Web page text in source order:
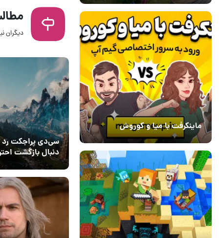
ماینکرفت با میا و کوروش
7
30 دی 1403
دیگران
سی‌دی پراجکت رد
دنبال بازگشت
۰
17 مهر 1404